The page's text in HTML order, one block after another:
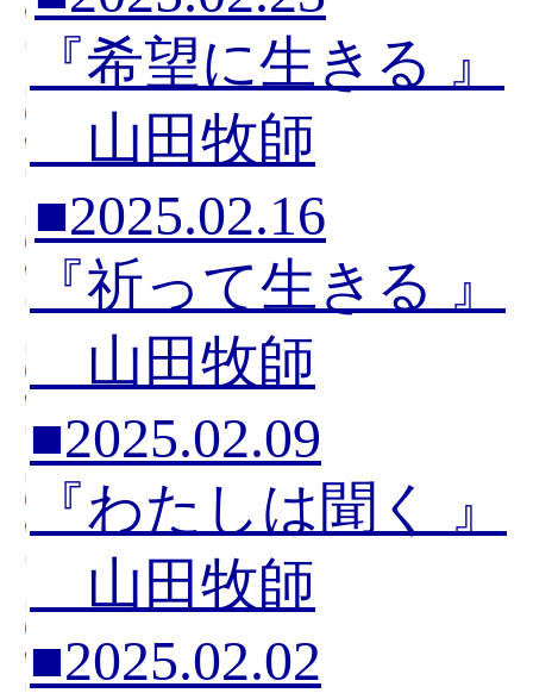
『希望に生きる 』
山田牧師
■2025.02.16
『祈って生きる 』
山田牧師
■2025.02.09
『わたしは聞く 』
山田牧師
■2025.02.02